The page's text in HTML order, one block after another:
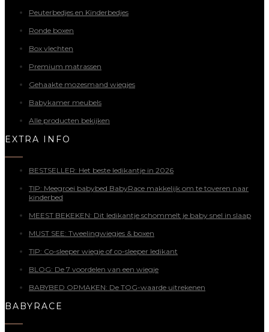
Peuterbedjes en Kinderbedjes
Ronde boxen
Box vlechten
Premium matrassen
Gehaakte mozesmand wiegjes
Babykamer meubels
Alle producten bekijken
EXTRA INFO
BESTSELLER: Het beste ledikantje in 2026
TIP: Meegroei babybed BabyRace makkelijk om te toveren naar
kinderbed
MEEST BEKEKEN: Dit ledikantje schommelt je baby snel in slaap
MUST SEE: Tweelingwiegjes & boxen
TIP: Co-sleeper wiegje of co-sleeper ledikant
BLOG: De 7 voordelen van een wiegje
BABYBED OPMAKEN: De TOG-waarde uitrekenen
BABYRACE